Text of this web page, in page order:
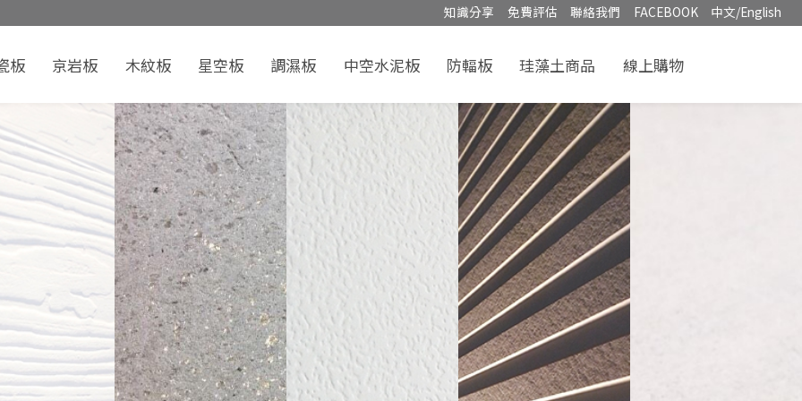
知識分享 免費評估 聯絡我們 FACEBOOK 中文/English
板 京岩板 木紋板 星空板 調濕板 中空水泥板 防輻板 珪藻土商品 線上購物